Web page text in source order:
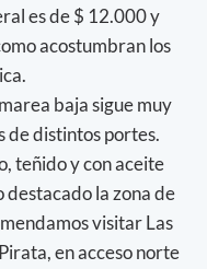
es de $ 12.000 y
acostumbran los
baja sigue muy
de distintos portes.
teñido y con aceite
destacado la zona de
visitar Las
en acceso norte